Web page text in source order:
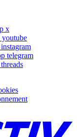
x
youtube
telegram